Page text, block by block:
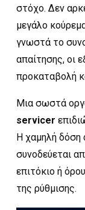
στόχο. Δεν
μεγάλο
γνωστά το
απαίτησης, οι
προκαταβολή
Μια σωστά
servicer
Η χαμηλή δόση
συνοδεύεται
επιτόκιο ή
της ρύθμισης.